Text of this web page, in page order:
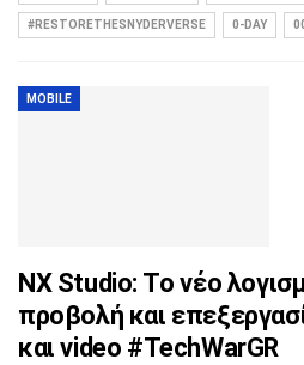
#RESTORETHESNYDERVERSE 0-DAY
MOBILE
NX Studio: Tο νέο
προβολή και
και video #TechWarGR